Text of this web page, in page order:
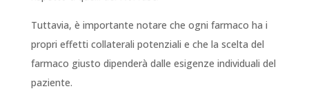
Tuttavia, è importante notare che ogni farmaco ha i
propri effetti collaterali potenziali e che la scelta del
farmaco giusto dipenderà dalle esigenze individuali del
paziente.